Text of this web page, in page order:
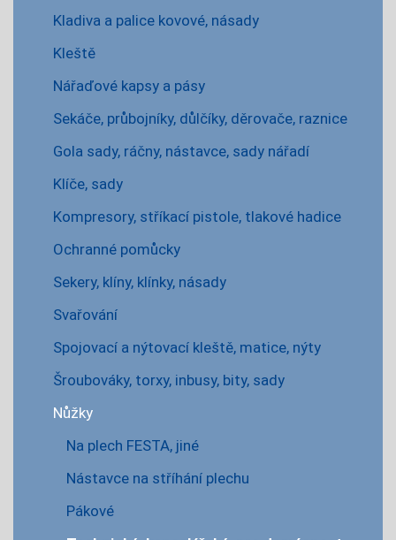
Kladiva a palice kovové, násady
Kleště
Nářaďové kapsy a pásy
Sekáče, průbojníky, důlčíky, děrovače, raznice
Gola sady, ráčny, nástavce, sady nářadí
Klíče, sady
Kompresory, stříkací pistole, tlakové hadice
Ochranné pomůcky
Sekery, klíny, klínky, násady
Svařování
Spojovací a nýtovací kleště, matice, nýty
Šroubováky, torxy, inbusy, bity, sady
Nůžky
Na plech FESTA, jiné
Nástavce na stříhání plechu
Pákové